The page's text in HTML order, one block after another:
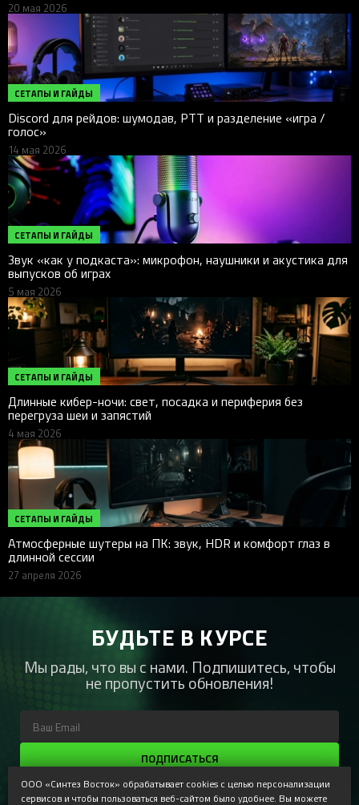
20 мая 2026
СЕТАПЫ И ГАЙДЫ
Discord для рейдов: шумодав, PTT и разделение «игра /
голос»
14 мая 2026
СЕТАПЫ И ГАЙДЫ
Звук «как у подкаста»: микрофон, наушники и акустика для
выпусков об играх
5 мая 2026
СЕТАПЫ И ГАЙДЫ
Длинные кибер-ночи: свет, посадка и периферия без
перегруза шеи и запястий
4 мая 2026
СЕТАПЫ И ГАЙДЫ
Атмосферные шутеры на ПК: звук, HDR и комфорт глаз в
длинной сессии
27 апреля 2026
БУДЬТЕ В КУРСЕ
Мы рады, что вы с нами. Подпишитесь, чтобы
не пропустить обновления!
ПОДПИСАТЬСЯ
Регистрируясь, Вы соглашаетесь получать наши
информационные рассылки и специальные предложения,
ООО «Синтез Восток» обрабатывает cookies с целью персонализации
сервисов и чтобы пользоваться веб-сайтом было удобнее. Вы можете